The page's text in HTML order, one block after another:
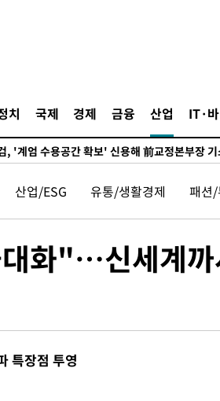
치 국제 경제 금융 산업 IT·
포인트(0.36%) 내린 798.81마감
선 약보합…0.60% 내린 6258.77에 마쳐
40.1도 관측…서울, 2018년 이후 첫 40도
한 韓축구 파문…"국민적 공분에 수사 재개"
화위원회 부위원장에 김태유 서울대 공대 교
위, '돌려차기 발언' 진종오·서범수 징계 절차
직 책임' 임성근, 항소심도 징역 3년
환자 4천명 돌파, 4053명 발생 1850명 사망
사기 혐의' 차가원 대표 구속 송치
네라 식중독 원인은 멕시코산 할라피뇨"-- CDC
부, HL만도 평택사업장 끼임 사망 관련 압수수
산업/ESG 유통/생활경제 패션
화"…신세계
특장점 투영